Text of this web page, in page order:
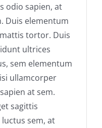
odio sapien, at
Duis elementum
tortor. Duis
ultrices
sem elementum
ullamcorper
at sem.
sagittis
sem, at